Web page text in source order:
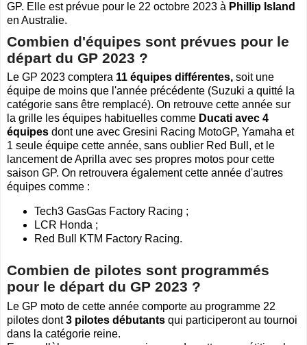
GP. Elle est prévue pour le 22 octobre 2023 à Phillip Island
en Australie.
Combien d'équipes sont prévues pour le
départ du GP 2023 ?
Le GP 2023 comptera 11 équipes différentes, soit une
équipe de moins que l'année précédente (Suzuki a quitté la
catégorie sans être remplacé). On retrouve cette année sur
la grille les équipes habituelles comme Ducati avec 4
équipes dont une avec Gresini Racing MotoGP, Yamaha et
1 seule équipe cette année, sans oublier Red Bull, et le
lancement de Aprilla avec ses propres motos pour cette
saison GP. On retrouvera également cette année d'autres
équipes comme :
Tech3 GasGas Factory Racing ;
LCR Honda ;
Red Bull KTM Factory Racing.
Combien de pilotes sont programmés
pour le départ du GP 2023 ?
Le GP moto de cette année comporte au programme 22
pilotes dont3 pilotes débutants qui participeront au tournoi
dans la catégorie reine.